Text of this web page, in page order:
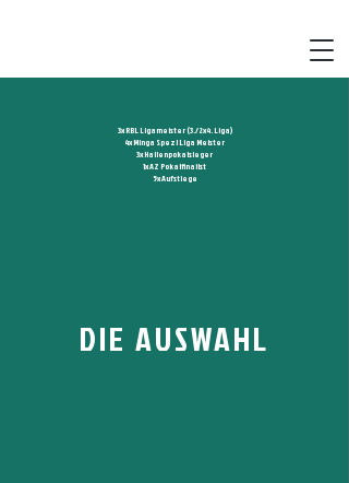
3x RBL Ligameister (3./2x4. Liga)
4x Minga Spezl Liga Meister
3x Hallenpokalsieger
1x AZ Pokalfinalist
5x Aufstiege
DIE AUSWAHL